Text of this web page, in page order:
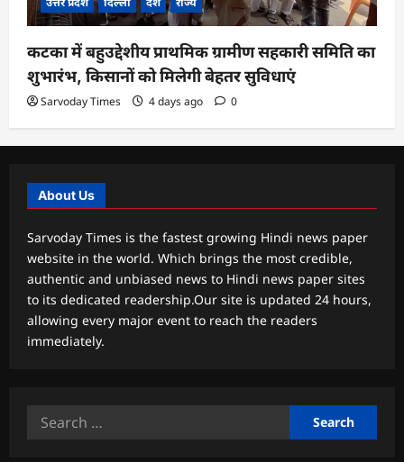
कटका में बहुउद्देशीय प्राथमिक ग्रामीण सहकारी समिति का
शुभारंभ, किसानों को मिलेगी बेहतर सुविधाएं
Sarvoday Times 4 days ago 0
About Us
Sarvoday Times is the fastest growing Hindi news paper
website in the world. Which brings the most credible,
authentic and unbiased news to Hindi news paper sites
to its dedicated readership.Our site is updated 24 hours,
allowing every major event to reach the readers
immediately.
Search